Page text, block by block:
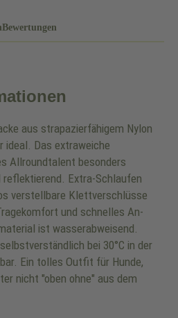
Bewertungen
aus strapazierfähigem Nylon
Das extraweiche
Allroundtalent besonders
reflektierend. Extra-Schlaufen
verstellbare Klettverschlüsse
und schnelles An-
ist wasserabweisend.
bei 30°C in der
Ein tolles Outfit für Hunde,
nicht "oben ohne" aus dem